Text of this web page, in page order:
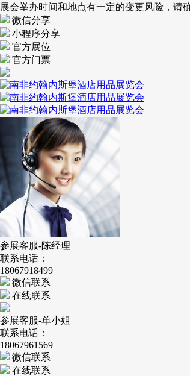
展会举办时间和地点有一定的变更风险，请
微信分享
小程序分享
官方展位
官方门票
参展客服-陈经理
联系电话：
18067918499
微信联系
在线联系
参展客服-单小姐
联系电话：
18067961569
微信联系
在线联系